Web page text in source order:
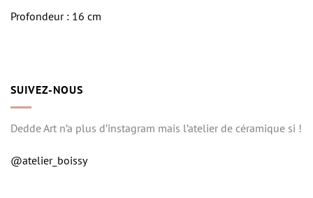
Profondeur : 16 cm
SUIVEZ-NOUS
Dedde Art n’a plus d’instagram mais l’atelier de céramique si !
@atelier_boissy